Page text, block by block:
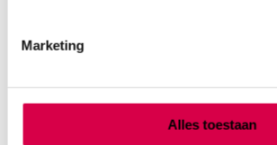
Marketing
Alles toestaan